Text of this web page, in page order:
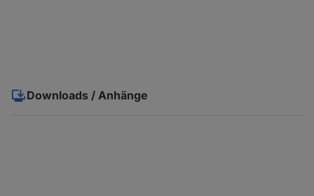
Downloads / Anhänge